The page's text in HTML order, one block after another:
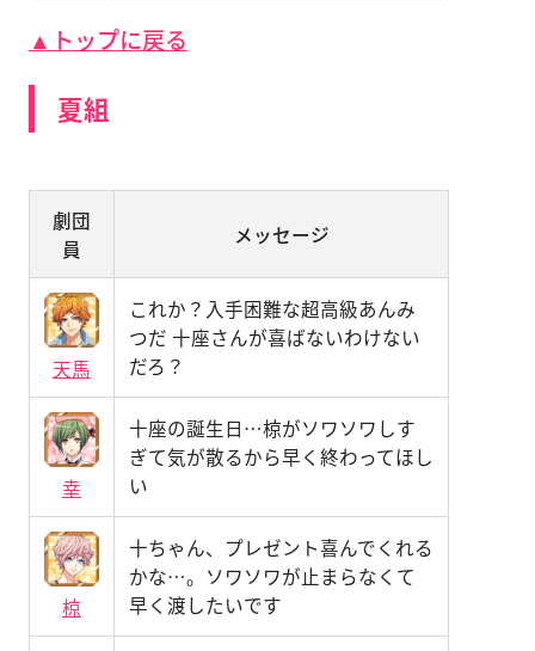
▲トップに戻る
夏組
劇団
員
メッセージ
天馬
これか？入手困難な超高級あんみ
つだ 十座さんが喜ばないわけない
だろ？
幸
十座の誕生日…椋がソワソワしす
ぎて気が散るから早く終わってほし
い
椋
十ちゃん、プレゼント喜んでくれる
かな…。ソワソワが止まらなくて
早く渡したいです